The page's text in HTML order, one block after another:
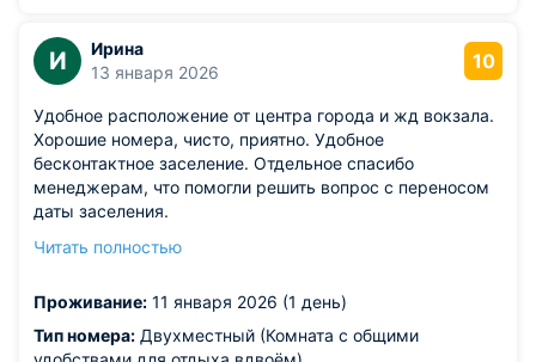
особенностям старинных зданий и их реставрации
— мы разделяем вашу любовь к атмосфере
исторических улочек и стремимся сохранять
уникальный характер наших Апартаментов. Что
касается особенностей мансардного этажа, мы
полностью согласны с вашим замечанием.
Скошенный потолок действительно является
архитектурной особенностью таких помещений, и
гостей высокого роста. Рады, что при вашем росте
стараемся, чтобы фотографии в описании
Апартаментов максимально точно отражали
реальность, чтобы гости могли заранее оценить
И
Ирина
13 января 2026
10
Удобное расположение от центра города и жд вокзала.
Хорошие номера, чисто, приятно. Удобное
бесконтактное заселение. Отдельное спасибо
менеджерам, что помогли решить вопрос с переносом
даты заселения.
большой чемодан- не прошла бы по лестнице)) Если у
Читать полностью
Проживание: 11 января 2026 (1 день)
Тип номера: Двухместный (Комната с общими